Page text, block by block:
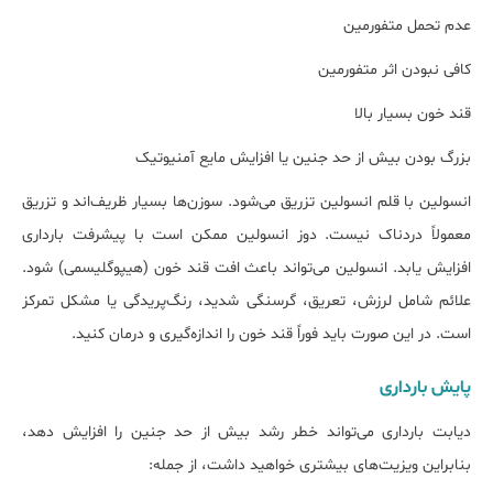
عدم تحمل متفورمین
کافی نبودن اثر متفورمین
قند خون بسیار بالا
بزرگ بودن بیش از حد جنین یا افزایش مایع آمنیوتیک
انسولین با قلم انسولین تزریق می‌شود. سوزن‌ها بسیار ظریف‌اند و تزریق
معمولاً دردناک نیست. دوز انسولین ممکن است با پیشرفت بارداری
افزایش یابد. انسولین می‌تواند باعث افت قند خون (هیپوگلیسمی) شود.
علائم شامل لرزش، تعریق، گرسنگی شدید، رنگ‌پریدگی یا مشکل تمرکز
است. در این صورت باید فوراً قند خون را اندازه‌گیری و درمان کنید.
پایش بارداری
دیابت بارداری می‌تواند خطر رشد بیش از حد جنین را افزایش دهد،
بنابراین ویزیت‌های بیشتری خواهید داشت، از جمله: